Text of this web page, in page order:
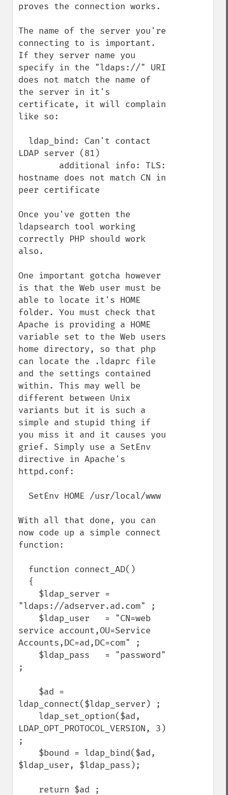
proves the connection works.
The name of the server you're
connecting to is important.
If they server name you
specify in the "ldaps://" URI
does not match the name of
the server in it's
certificate, it will complain
like so:
LDAP server (81)
hostname does not match CN in
peer certificate
Once you've gotten the
ldapsearch tool working
correctly PHP should work
also.
One important gotcha however
is that the Web user must be
able to locate it's HOME
folder. You must check that
Apache is providing a HOME
variable set to the Web users
home directory, so that php
can locate the .ldaprc file
and the settings contained
within. This may well be
different between Unix
variants but it is such a
simple and stupid thing if
you miss it and it causes you
grief. Simply use a SetEnv
directive in Apache's
httpd.conf:
With all that done, you can
now code up a simple connect
function:
"ldaps://adserver.ad.com" ;
service account,OU=Service
Accounts,DC=ad,DC=com" ;
;
ldap_connect($ldap_server) ;
LDAP_OPT_PROTOCOL_VERSION, 3)
;
$ldap_user, $ldap_pass);